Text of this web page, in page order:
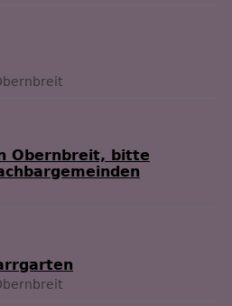
Obernbreit, bitte